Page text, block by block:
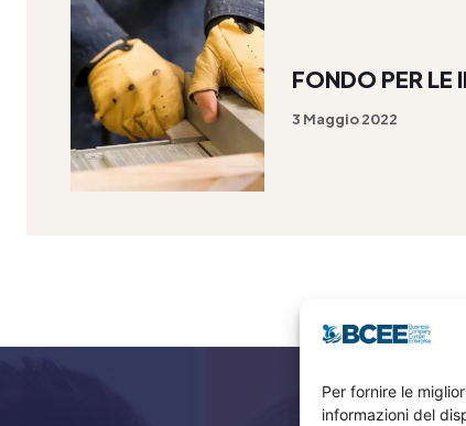
Per fornire le
informazioni del
FONDO PER LE
3 Maggio 2022